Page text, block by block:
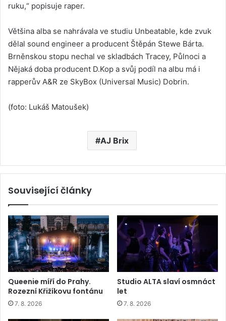
ruku,“ popisuje raper.
Většina alba se nahrávala ve studiu Unbeatable, kde zvuk
dělal sound engineer a producent Štěpán Stewe Bárta.
Brněnskou stopu nechal ve skladbách Tracey, Půlnoci a
Nějaká doba producent D.Kop a svůj podíl na albu má i
rapperův A&R ze SkyBox (Universal Music) Dobrin.
(foto: Lukáš Matoušek)
AJ Brix
Související články
Queenie míří do Prahy.
Rozezní Křižíkovu fontánu
7. 8. 2026
Studio ALTA slaví osmnáct
let
7. 8. 2026